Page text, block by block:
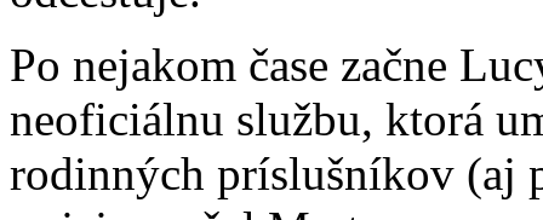
Po nejakom čase začne
neoficiálnu službu, ktorá
rodinných príslušníkov (aj